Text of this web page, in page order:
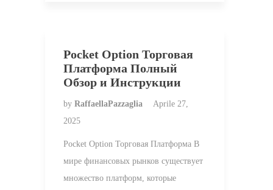
Pocket Option Торговая
Платформа Полный
Обзор и Инструкции
by RaffaellaPazzaglia
Aprile 27,
2025
Pocket Option Торговая Платформа В
мире финансовых рынков существует
множество платформ, которые